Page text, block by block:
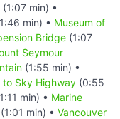
(1:07 min) •
min) • Museum of
Bridge (1:07
Seymour
(1:55 min) •
to Sky Highway (0:55
min) • Marine
(1:01 min) • Vancouver